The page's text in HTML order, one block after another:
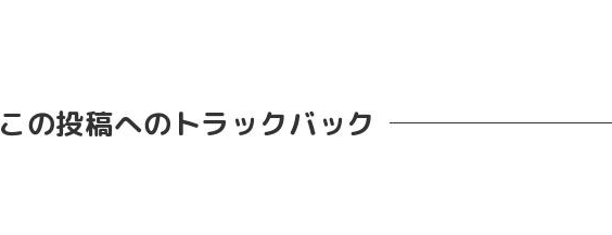
この投稿へのトラックバック